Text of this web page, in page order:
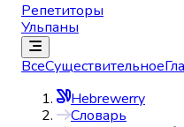
Репетиторы
Ульпаны
ВсеСуществительное
Hebrewerry
Словарь